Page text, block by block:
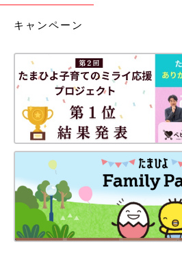
キャンペーン